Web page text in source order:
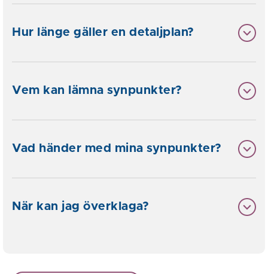
Hur länge gäller en detaljplan?
Vem kan lämna synpunkter?
Vad händer med mina synpunkter?
När kan jag överklaga?